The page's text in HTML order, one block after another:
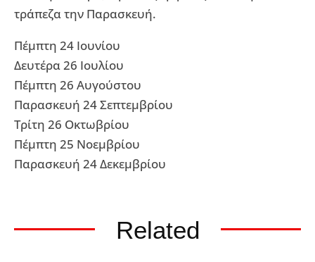
τράπεζα την Παρασκευή.
Πέμπτη 24 Ιουνίου
Δευτέρα 26 Ιουλίου
Πέμπτη 26 Αυγούστου
Παρασκευή 24 Σεπτεμβρίου
Τρίτη 26 Οκτωβρίου
Πέμπτη 25 Νοεμβρίου
Παρασκευή 24 Δεκεμβρίου
Related